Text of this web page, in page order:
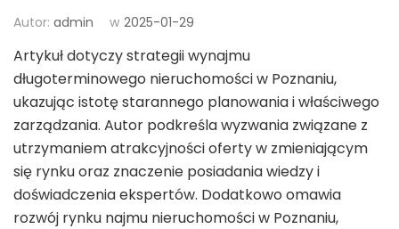
Autor: admin w 2025-01-29
Artykuł dotyczy strategii wynajmu
długoterminowego nieruchomości w Poznaniu,
ukazując istotę starannego planowania i właściwego
zarządzania. Autor podkreśla wyzwania związane z
utrzymaniem atrakcyjności oferty w zmieniającym
się rynku oraz znaczenie posiadania wiedzy i
doświadczenia ekspertów. Dodatkowo omawia
rozwój rynku najmu nieruchomości w Poznaniu,